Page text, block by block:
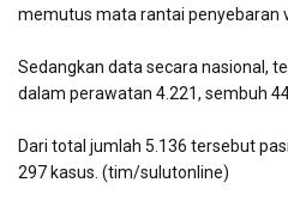
memutus mata rantai penyebaran
Sedangkan data secara nasional,
dalam perawatan 4.221, sembuh
Dari total jumlah 5.136 tersebut
297 kasus. (tim/sulutonline)